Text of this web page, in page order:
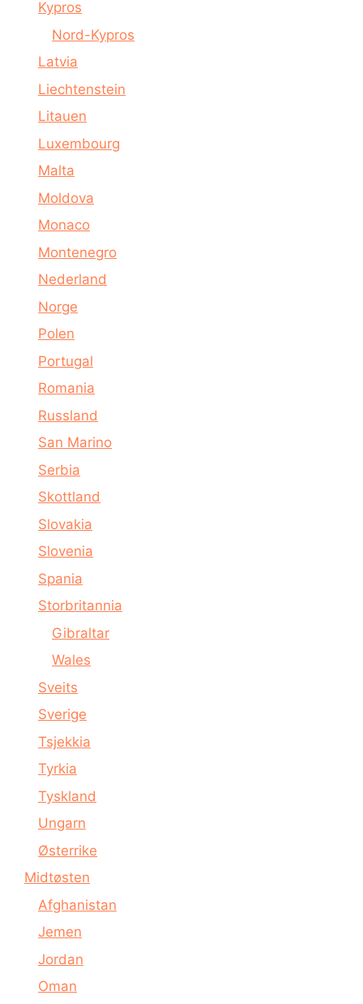
Kypros
Nord-Kypros
Latvia
Liechtenstein
Litauen
Luxembourg
Malta
Moldova
Monaco
Montenegro
Nederland
Norge
Polen
Portugal
Romania
Russland
San Marino
Serbia
Skottland
Slovakia
Slovenia
Spania
Storbritannia
Gibraltar
Wales
Sveits
Sverige
Tsjekkia
Tyrkia
Tyskland
Ungarn
Østerrike
Midtøsten
Afghanistan
Jemen
Jordan
Oman